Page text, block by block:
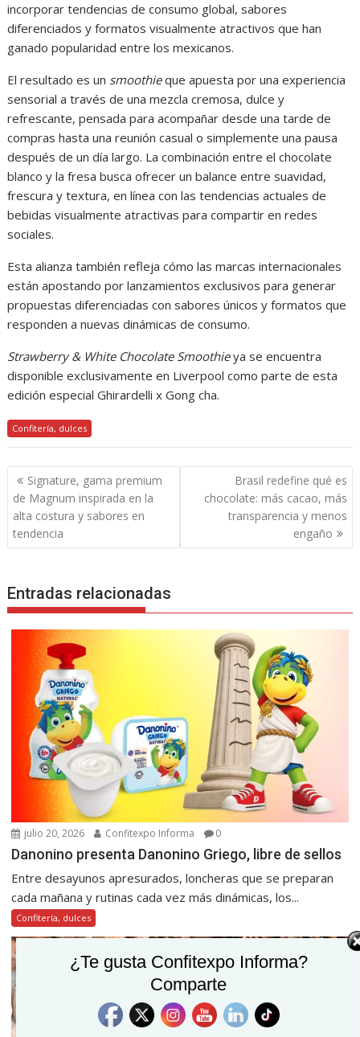
incorporar tendencias de consumo global, sabores
diferenciados y formatos visualmente atractivos que han
ganado popularidad entre los mexicanos.
El resultado es un smoothieque apuesta por una experiencia
sensorial a través de una mezcla cremosa, dulce y
refrescante, pensada para acompañar desde una tarde de
compras hasta una reunión casual o simplemente una pausa
después de un día largo. La combinación entre el chocolate
blanco y la fresa busca ofrecer un balance entre suavidad,
frescura y textura, en línea con las tendencias actuales de
bebidas visualmente atractivas para compartir en redes
sociales.
Esta alianza también refleja cómo las marcas internacionales
están apostando por lanzamientos exclusivos para generar
propuestas diferenciadas con sabores únicos y formatos que
responden a nuevas dinámicas de consumo.
Strawberry & White Chocolate Smoothieya se encuentra
disponible exclusivamente en Liverpool como parte de esta
edición especial Ghirardelli x Gong cha.
Confitería, dulces
Navegación
de
entradas
Signature, gama premium
de Magnum inspirada en la
alta costura y sabores en
tendencia
Brasil redefine qué es
chocolate: más cacao, más
transparencia y menos
engaño
Entradas relacionadas
julio 20, 2026 Confitexpo Informa 0
Danonino presenta Danonino Griego, libre de sellos
Entre desayunos apresurados, loncheras que se preparan
cada mañana y rutinas cada vez más dinámicas, los...
Confitería, dulces
¿Te gusta Confitexpo Informa?
Comparte